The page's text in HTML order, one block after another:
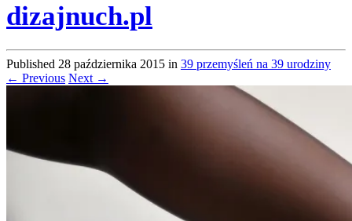
dizajnuch.pl
Published 28 października 2015 in 39 przemyśleń na 39 urodziny
← Previous Next →